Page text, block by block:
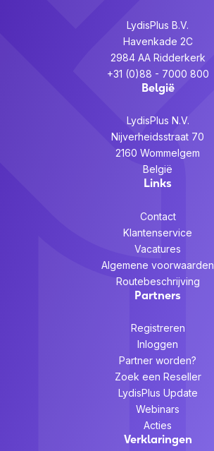
LydisPlus B.V.
Havenkade 2C
2984 AA Ridderkerk
+31 (0)88 - 7000 800
België
LydisPlus N.V.
Nijverheidsstraat 70
2160 Wommelgem
België
Links
Contact
Klantenservice
Vacatures
Algemene voorwaarden
Routebeschrijving
Partners
Registreren
Inloggen
Partner worden?
Zoek een Reseller
LydisPlus Update
Webinars
Acties
Verklaringen